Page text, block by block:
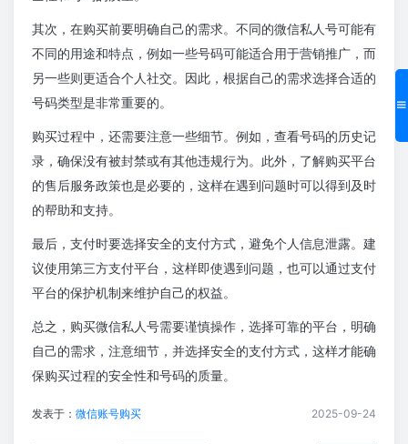
其次，在购买前要明确自己的需求。不同的微信私人号可能有
不同的用途和特点，例如一些号码可能适合用于营销推广，而
另一些则更适合个人社交。因此，根据自己的需求选择合适的
号码类型是非常重要的。
购买过程中，还需要注意一些细节。例如，查看号码的历史记
录，确保没有被封禁或有其他违规行为。此外，了解购买平台
的售后服务政策也是必要的，这样在遇到问题时可以得到及时
的帮助和支持。
最后，支付时要选择安全的支付方式，避免个人信息泄露。建
议使用第三方支付平台，这样即使遇到问题，也可以通过支付
平台的保护机制来维护自己的权益。
总之，购买微信私人号需要谨慎操作，选择可靠的平台，明确
自己的需求，注意细节，并选择安全的支付方式，这样才能确
保购买过程的安全性和号码的质量。
发表于： 微信账号购买 2025-09-24